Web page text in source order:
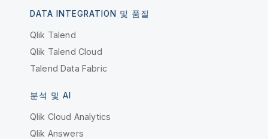
DATA INTEGRATION 및 품질
Qlik Talend
Qlik Talend Cloud
Talend Data Fabric
분석 및 AI
Qlik Cloud Analytics
Qlik Answers